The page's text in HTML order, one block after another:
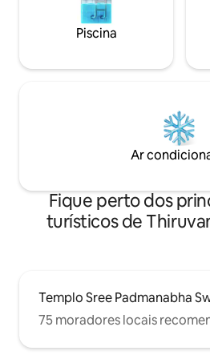
Piscina
Ar
Fique perto dos
turísticos de
Templo Sree Padmanabha
75 moradores locais